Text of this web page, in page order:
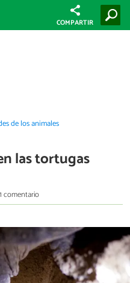
COMPARTIR
de los animales
las tortugas
1 comentario